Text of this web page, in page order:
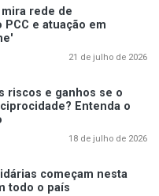
rede de
e atuação em
21 de julho de 2026
riscos e ganhos se o
Entenda o
18 de julho de 2026
começam nesta
todo o país